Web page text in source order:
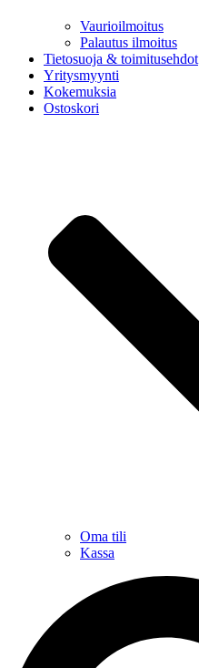
Vaurioilmoitus
Palautus ilmoitus
Tietosuoja & toimitusehdot
Yritysmyynti
Kokemuksia
Ostoskori
Oma tili
Kassa